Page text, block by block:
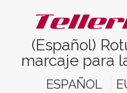
(Español)
marcaje para
ESPAÑOL